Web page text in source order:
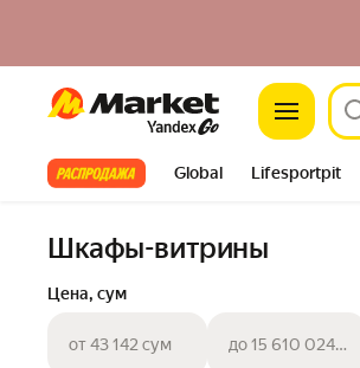
Market
Все хиты Global Lifesportpit
Шкафы-витрины
Цена, сум
от 43 142 сум до 15 610 024 сум